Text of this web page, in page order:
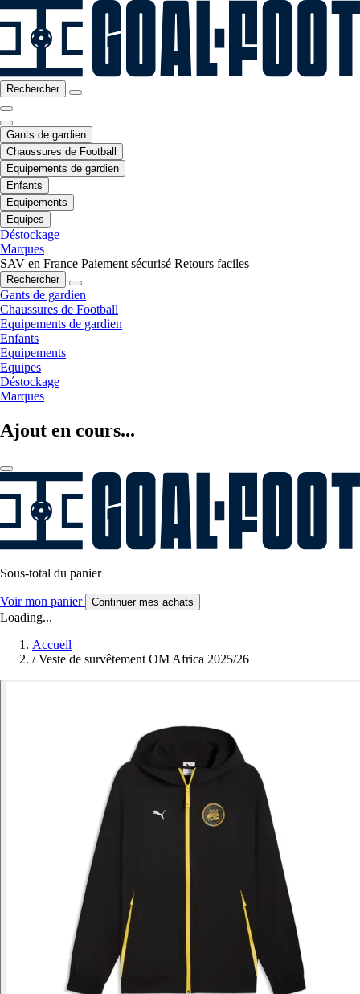
Rechercher
Gants de gardien
Chaussures de Football
Equipements de gardien
Enfants
Equipements
Equipes
Déstockage
Marques
SAV en France Paiement sécurisé Retours faciles
Rechercher
Gants de gardien
Chaussures de Football
Equipements de gardien
Enfants
Equipements
Equipes
Déstockage
Marques
Ajout en cours...
Sous-total du panier
Voir mon panier Continuer mes achats
Loading...
Accueil
/ Veste de survêtement OM Africa 2025/26